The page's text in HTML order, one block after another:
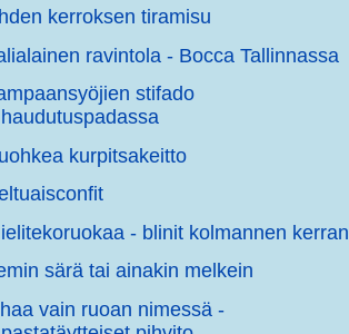
kerroksen tiramisu
ravintola - Bocca Tallinnassa
stifado
haudutuspadassa
kurpitsakeitto
- blinit kolmannen kerran
särä tai ainakin melkein
vain ruoan nimessä -